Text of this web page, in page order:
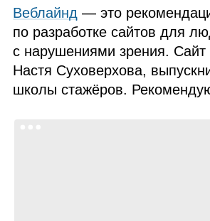
Веблайнд — это
по разработке сайтов для
с нарушениями зрения. Сайт
Настя Суховерхова,
школы стажёров.